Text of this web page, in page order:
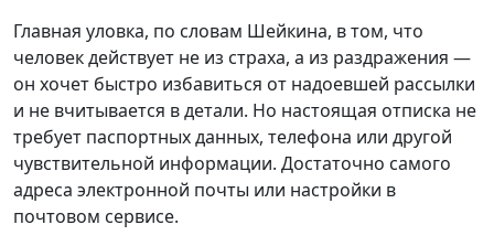
Главная уловка, по словам Шейкина, в том, что
человек действует не из страха, а из раздражения —
он хочет быстро избавиться от надоевшей рассылки
и не вчитывается в детали. Но настоящая отписка не
требует паспортных данных, телефона или другой
чувствительной информации. Достаточно самого
адреса электронной почты или настройки в
почтовом сервисе.